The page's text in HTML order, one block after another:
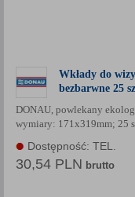
Wkłady do
bezbarwne 25
DONAU, powlekany
wymiary: 171x319mm; 25
Dostępność: TEL.
30,54 PLN brutto